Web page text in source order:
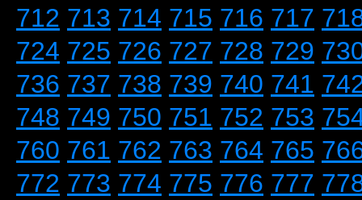
712 713 714 715 716 717
724 725 726 727 728 729
736 737 738 739 740 741
748 749 750 751 752 753
760 761 762 763 764 765
772 773 774 775 776 777